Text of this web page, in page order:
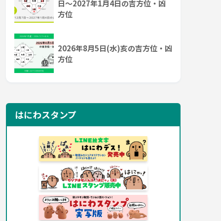
日～2027年1月4日の吉方位・凶
方位
2026年8月5日(水)亥の吉方位・凶
方位
はにわスタンプ